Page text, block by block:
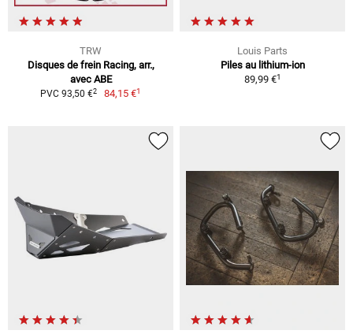
TRW
Disques de frein Racing, arr.,
avec ABE
PVC 93,50 €2 84,15 €1
Louis Parts
Piles au lithium-ion
89,99 €1